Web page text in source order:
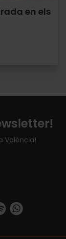
en els
València!
user/
https://api.whatsapp.com/